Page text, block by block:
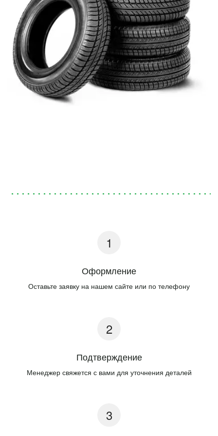
Оформление
Оставьте заявку на нашем сайте или по телефону
Подтверждение
Менеджер свяжется с вами для уточнения деталей